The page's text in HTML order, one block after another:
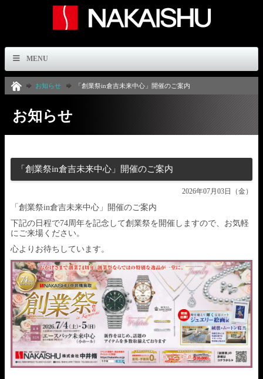
MENU
お知らせ 「創業祭in倉吉未来中心」開催のご案内
お知らせ
「創業祭in倉吉未来中心」開催のご案内
2026年07月03日（金）
「創業祭in倉吉未来中心」開催のご案内
下記の日程で74周年を記念して創業祭を開催しますので、お気軽
にご来場ください。
心よりお待ちしています。